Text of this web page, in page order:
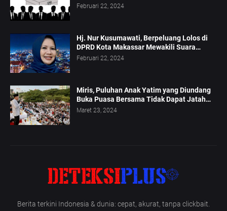
Februari 22, 2024
Hj. Nur Kusumawati, Berpeluang Lolos di
DPRD Kota Makassar Mewakili Suara
Perempuan Dapil 2
Februari 22, 2024
Miris, Puluhan Anak Yatim yang Diundang
Buka Puasa Bersama Tidak Dapat Jatah
Makan dan Infaq
Maret 23, 2024
Berita terkini Indonesia & dunia: cepat, akurat, tanpa clickbait.